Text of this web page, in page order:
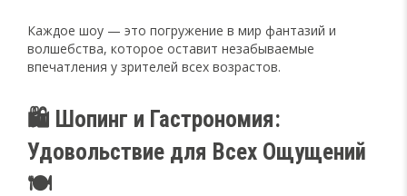
Каждое шоу — это погружение в мир фантазий и
волшебства, которое оставит незабываемые
впечатления у зрителей всех возрастов.
🛍️ Шопинг и Гастрономия:
Удовольствие для Всех Ощущений
🍽️